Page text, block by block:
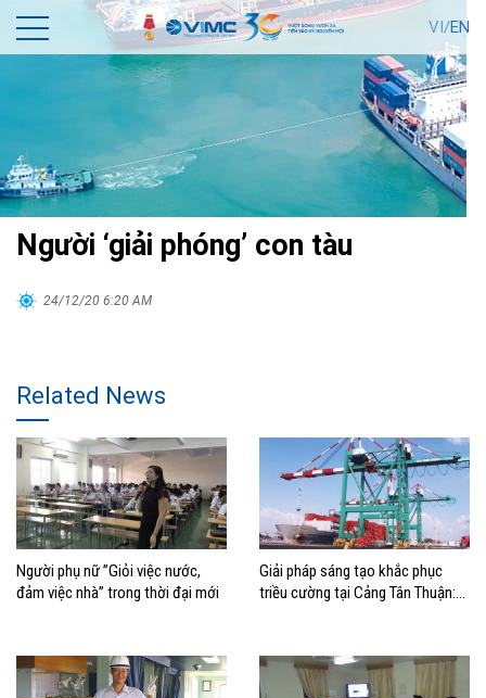
VI/EN
Người ‘giải phóng’ con tàu
24/12/20 6:20 AM
Related News
Người phụ nữ ”Giỏi việc nước,
đảm việc nhà” trong thời đại mới
Giải pháp sáng tạo khắc phục
triều cường tại Cảng Tân Thuận: